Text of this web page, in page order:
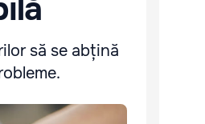
să se abțină